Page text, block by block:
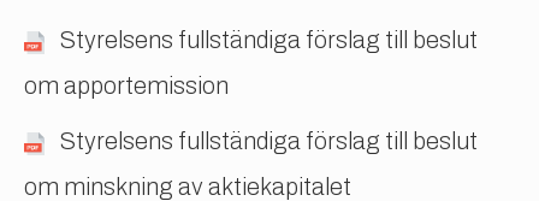
Styrelsens fullständiga förslag till beslut
om apportemission
Styrelsens fullständiga förslag till beslut
om minskning av aktiekapitalet